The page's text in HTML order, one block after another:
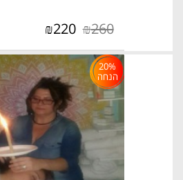
₪260
₪220
20%
הנחה